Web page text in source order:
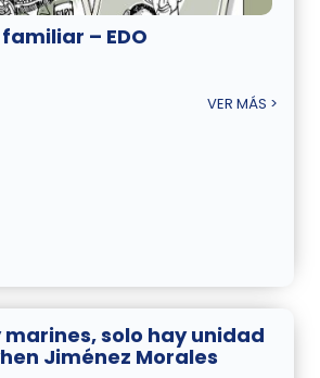
– EDO
VER MÁS >
marines, solo hay unidad
Jiménez Morales